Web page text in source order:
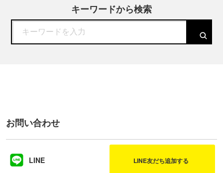
キーワードから検索
お問い合わせ
LINE LINE友だち追加する